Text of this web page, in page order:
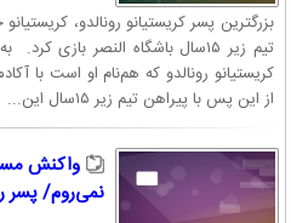
بزرگترین پسر کریستیانو رونالدو،
تیم زیر ۱۵سال ‏باشگاه النصر
کریستیانو رونالدو که هم‌نام او است با
از این پس با پیراهن تیم زیر ۱۵سال این...
واکنش
نمی‌روم/ پسر